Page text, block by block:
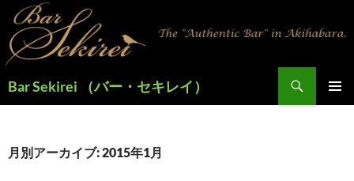
Bar Sekirei （バー・セキレイ）
索
ン
月別アーカイブ: 2015年1月